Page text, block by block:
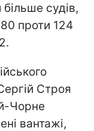
судів,
проти 124
Строя
Чорне
вантажі,